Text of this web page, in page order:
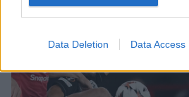
Data Deletion Data Access